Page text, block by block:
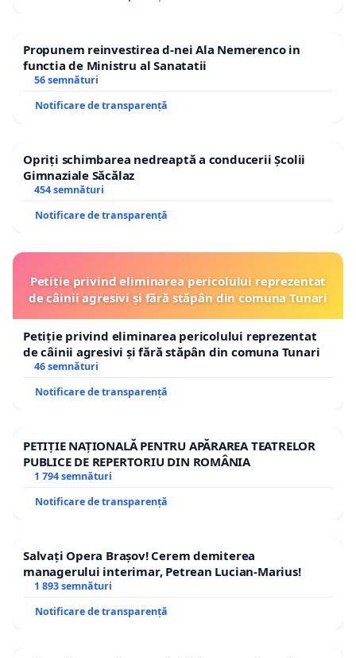
Propunem reinvestirea d-nei Ala Nemerenco in
functia de Ministru al Sanatatii
56 semnături
Notificare de transparență
Opriți schimbarea nedreaptă a conducerii Școlii
Gimnaziale Săcălaz
454 semnături
Notificare de transparență
Petiție privind eliminarea pericolului reprezentat
de câinii agresivi și fără stăpân din comuna Tunari
Petiție privind eliminarea pericolului reprezentat
de câinii agresivi și fără stăpân din comuna Tunari
46 semnături
Notificare de transparență
PETIȚIE NAȚIONALĂ PENTRU APĂRAREA TEATRELOR
PUBLICE DE REPERTORIU DIN ROMÂNIA
1 794 semnături
Notificare de transparență
Salvați Opera Brașov! Cerem demiterea
managerului interimar, Petrean Lucian-Marius!
1 893 semnături
Notificare de transparență